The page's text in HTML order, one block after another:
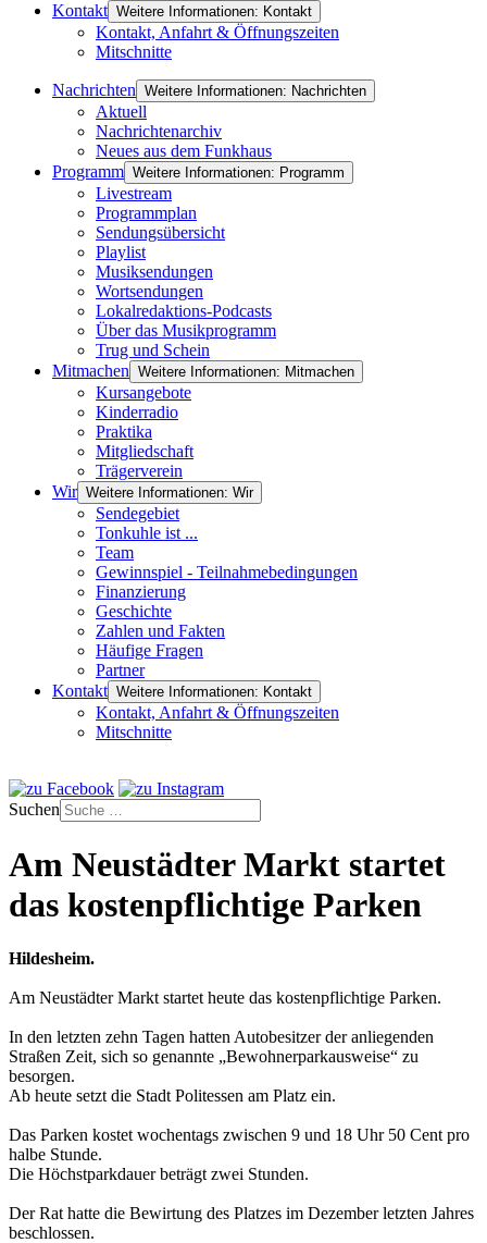
Kontakt Weitere Informationen: Kontakt
Kontakt, Anfahrt & Öffnungszeiten
Mitschnitte
Nachrichten Weitere Informationen: Nachrichten
Aktuell
Nachrichtenarchiv
Neues aus dem Funkhaus
Programm Weitere Informationen: Programm
Livestream
Programmplan
Sendungsübersicht
Playlist
Musiksendungen
Wortsendungen
Lokalredaktions-Podcasts
Über das Musikprogramm
Trug und Schein
Mitmachen Weitere Informationen: Mitmachen
Kursangebote
Kinderradio
Praktika
Mitgliedschaft
Trägerverein
Wir Weitere Informationen: Wir
Sendegebiet
Tonkuhle ist ...
Team
Gewinnspiel - Teilnahmebedingungen
Finanzierung
Geschichte
Zahlen und Fakten
Häufige Fragen
Partner
Kontakt Weitere Informationen: Kontakt
Kontakt, Anfahrt & Öffnungszeiten
Mitschnitte
Suchen
Am Neustädter Markt startet
das kostenpflichtige Parken
Hildesheim.
Am Neustädter Markt startet heute das kostenpflichtige Parken.
In den letzten zehn Tagen hatten Autobesitzer der anliegenden
Straßen Zeit, sich so genannte „Bewohnerparkausweise“ zu
besorgen.
Ab heute setzt die Stadt Politessen am Platz ein.
Das Parken kostet wochentags zwischen 9 und 18 Uhr 50 Cent pro
halbe Stunde.
Die Höchstparkdauer beträgt zwei Stunden.
Der Rat hatte die Bewirtung des Platzes im Dezember letzten Jahres
beschlossen.